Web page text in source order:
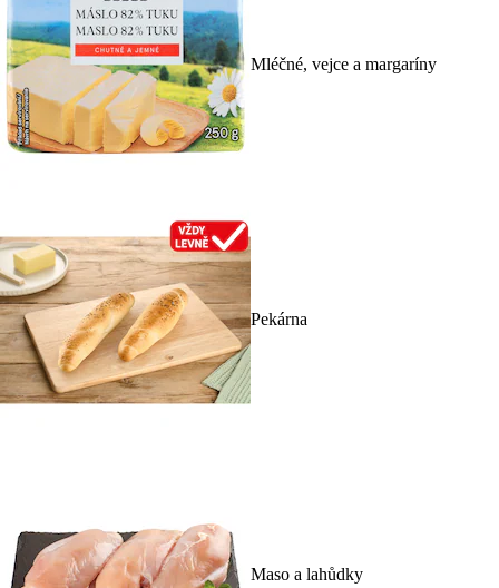
Mléčné, vejce a margaríny
Pekárna
Maso a lahůdky